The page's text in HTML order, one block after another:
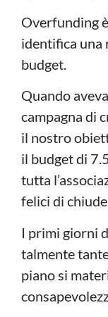
Overfunding
identifica una
budget.
Quando
campagna di
il nostro
il budget di
tutta
felici di
I primi giorni
talmente
piano si